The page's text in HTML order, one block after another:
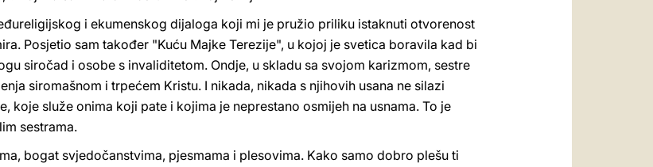
i ekumenskog dijaloga koji mi je pružio priliku istaknuti otvorenost
Posjetio sam također "Kuću Majke Terezije", u kojoj je svetica boravila kad bi
siročad i osobe s invaliditetom. Ondje, u skladu sa svojom karizmom, sestre
siromašnom i trpećem Kristu. I nikada, nikada s njihovih usana ne silazi
koje služe onima koji pate i kojima je neprestano osmijeh na usnama. To je
sestrama.
bogat svjedočanstvima, pjesmama i plesovima. Kako samo dobro plešu ti